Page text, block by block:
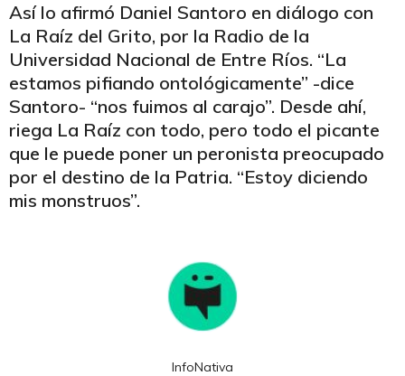
Así lo afirmó Daniel Santoro en diálogo con
La Raíz del Grito, por la Radio de la
Universidad Nacional de Entre Ríos. “La
estamos pifiando ontológicamente” -dice
Santoro- “nos fuimos al carajo”. Desde ahí,
riega La Raíz con todo, pero todo el picante
que le puede poner un peronista preocupado
por el destino de la Patria. “Estoy diciendo
mis monstruos”.
InfoNativa